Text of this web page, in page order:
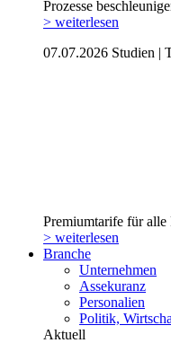
Prozesse
> weiterlesen
07.07.2026 Studien |
Premiumtarife für alle
> weiterlesen
Branche
Unternehmen
Assekuranz
Personalien
Politik,
Aktuell